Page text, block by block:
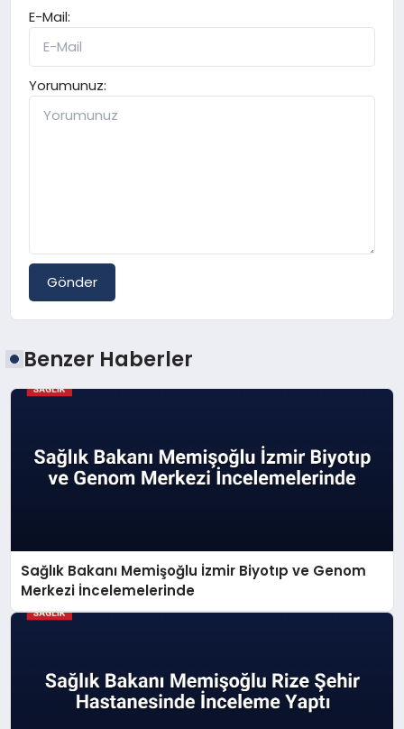
E-Mail:
Yorumunuz:
Gönder
Benzer Haberler
Sağlık Bakanı Memişoğlu İzmir Biyotıp ve Genom
Merkezi İncelemelerinde